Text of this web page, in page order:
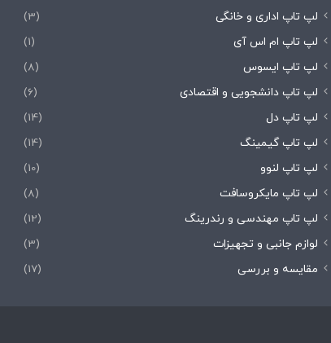
لپ تاپ اداری و خانگی
(3)
لپ تاپ ام اس آی
(1)
لپ تاپ ایسوس
(8)
لپ تاپ دانشجویی و اقتصادی
(6)
لپ تاپ دل
(14)
لپ تاپ گیمینگ
(14)
لپ تاپ لنوو
(10)
لپ تاپ مایکروسافت
(8)
لپ تاپ مهندسی و رندرینگ
(12)
لوازم جانبی و تجهیزات
(3)
مقایسه و بررسی
(17)